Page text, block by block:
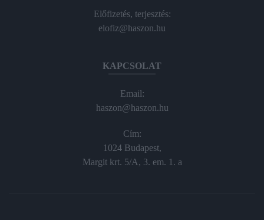
Előfizetés, terjesztés:
elofiz@haszon.hu
KAPCSOLAT
Email:
haszon@haszon.hu
Cím:
1024 Budapest,
Margit krt. 5/A, 3. em. 1. a